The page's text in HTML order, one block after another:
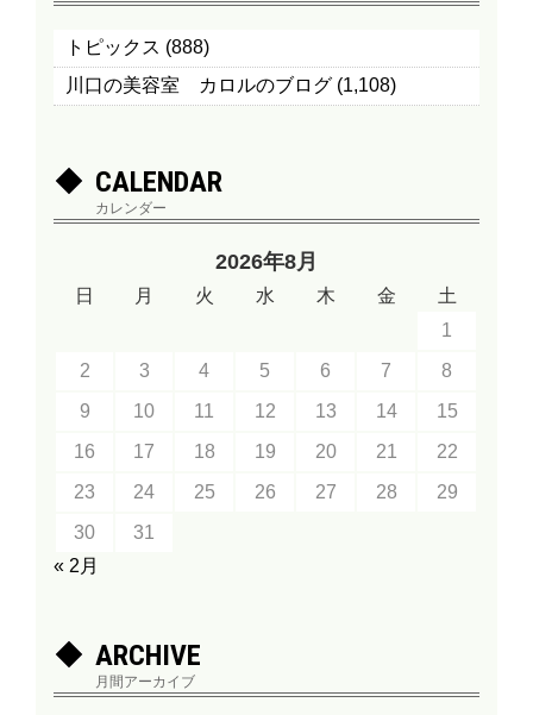
トピックス (888)
川口の美容室 カロルのブログ (1,108)
CALENDAR
カレンダー
2026年8月
日 月 火 水 木 金
土
1
2
3 4 5 6 7
8
9
10 11 12 13 14
15
16
17 18 19 20 21
22
23
24 25 26 27 28
29
30
31
« 2月
ARCHIVE
月間アーカイブ